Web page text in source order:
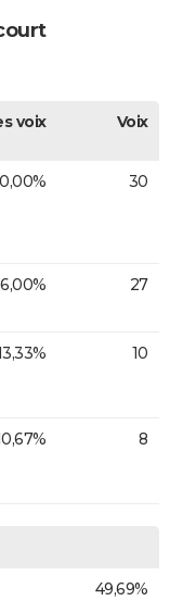
voix Voix
30
27
10
8
49,69%